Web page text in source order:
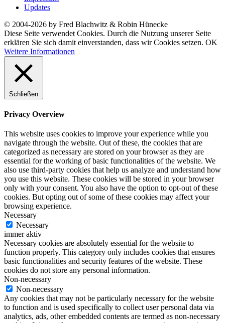
Updates
© 2004-2026 by Fred Blachwitz & Robin Hünecke
Diese Seite verwendet Cookies. Durch die Nutzung unserer Seite
erklären Sie sich damit einverstanden, dass wir Cookies setzen. OK
Weitere Informationen
Schließen
Privacy Overview
This website uses cookies to improve your experience while you
navigate through the website. Out of these, the cookies that are
categorized as necessary are stored on your browser as they are
essential for the working of basic functionalities of the website. We
also use third-party cookies that help us analyze and understand how
you use this website. These cookies will be stored in your browser
only with your consent. You also have the option to opt-out of these
cookies. But opting out of some of these cookies may affect your
browsing experience.
Necessary
Necessary
immer aktiv
Necessary cookies are absolutely essential for the website to
function properly. This category only includes cookies that ensures
basic functionalities and security features of the website. These
cookies do not store any personal information.
Non-necessary
Non-necessary
Any cookies that may not be particularly necessary for the website
to function and is used specifically to collect user personal data via
analytics, ads, other embedded contents are termed as non-necessary